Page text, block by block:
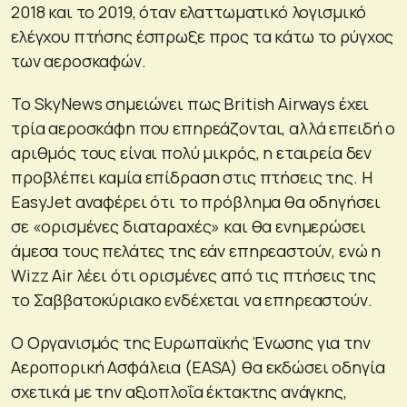
2018 και το 2019, όταν ελαττωματικό λογισμικό
ελέγχου πτήσης έσπρωξε προς τα κάτω το ρύγχος
των αεροσκαφών.
Το SkyNews σημειώνει πως British Airways έχει
τρία αεροσκάφη που επηρεάζονται, αλλά επειδή ο
αριθμός τους είναι πολύ μικρός, η εταιρεία δεν
προβλέπει καμία επίδραση στις πτήσεις της. Η
EasyJet αναφέρει ότι το πρόβλημα θα οδηγήσει
σε «ορισμένες διαταραχές» και θα ενημερώσει
άμεσα τους πελάτες της εάν επηρεαστούν, ενώ η
Wizz Air λέει ότι ορισμένες από τις πτήσεις της
το Σαββατοκύριακο ενδέχεται να επηρεαστούν.
Ο Οργανισμός της Ευρωπαϊκής Ένωσης για την
Αεροπορική Ασφάλεια (EASA) θα εκδώσει οδηγία
σχετικά με την αξιοπλοΐα έκτακτης ανάγκης,